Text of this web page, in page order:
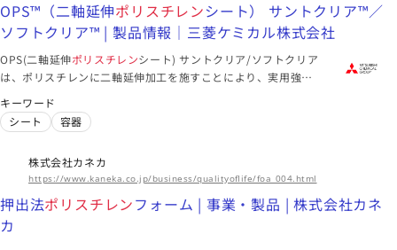
住友ベークライト株式会社
細胞培養関連製品 細胞培養フラスコ | 住友ベークライト株式会
社
細胞培養関連製品 細胞培養シャーレ・セルトレイ・バイオト
レイ | 住友ベークライト株式会社
細胞培養関連製品 細胞培養フラスコ | 住友ベークライト株式会
容器
海外拠点
アジア、北米、ヨーロッパ
このメーカーに絞り込む（24）
OPS™（二軸延伸ポリスチレンシート） サントクリア™／
ソフトクリア™ | 製品情報｜三菱ケミカル株式会社
OPS(二軸延伸ポリスチレンシート) サントクリア/ソフトクリア
は、ポリスチレンに二軸延伸加工を施すことにより、実用強度
範な用途に使用されています。
キーワード
シート
容器
株式会社カネカ
https://www.kaneka.co.jp/business/qualityoflife/foa_004.html
押出法ポリスチレンフォーム | 事業・製品 | 株式会社カネ
カ